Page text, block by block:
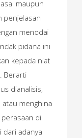
maupun
penjelasan
menodai
pidana ini
kepada niat
Berarti
dianalisis,
menghina
di
adanya